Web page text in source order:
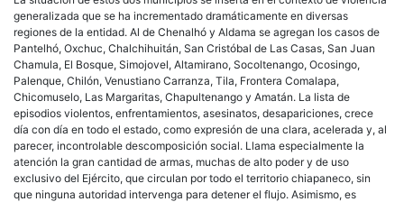
generalizada que se ha incrementado dramáticamente en diversas
regiones de la entidad. Al de Chenalhó y Aldama se agregan los casos de
Pantelhó, Oxchuc, Chalchihuitán, San Cristóbal de Las Casas, San Juan
Chamula, El Bosque, Simojovel, Altamirano, Socoltenango, Ocosingo,
Palenque, Chilón, Venustiano Carranza, Tila, Frontera Comalapa,
Chicomuselo, Las Margaritas, Chapultenango y Amatán. La lista de
episodios violentos, enfrentamientos, asesinatos, desapariciones, crece
día con día en todo el estado, como expresión de una clara, acelerada y, al
parecer, incontrolable descomposición social. Llama especialmente la
atención la gran cantidad de armas, muchas de alto poder y de uso
exclusivo del Ejército, que circulan por todo el territorio chiapaneco, sin
que ninguna autoridad intervenga para detener el flujo. Asimismo, es